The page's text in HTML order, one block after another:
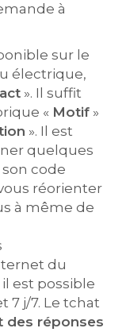
à
sur le
électrique,
». Il suffit
« Motif »
». Il est
quelques
code
réorienter
à même de
du
est possible
7 j/7. Le tchat
des réponses